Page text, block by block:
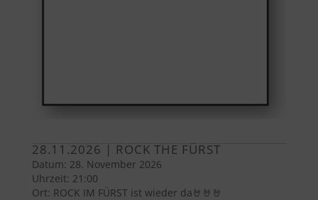
28.11.2026 | ROCK THE FÜRST
Datum: 28. November 2026
Uhrzeit: 21:00
Ort: ROCK IM FÜRST ist wieder da🤘🤘🤘